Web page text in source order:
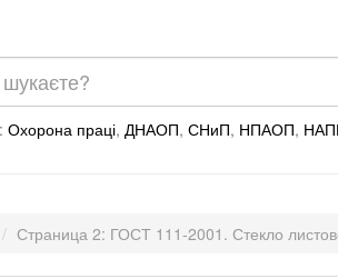
Охорона праці, ДНАОП, СНиП, НПАОП,
Страница 2: ГОСТ 111-2001. Стекло